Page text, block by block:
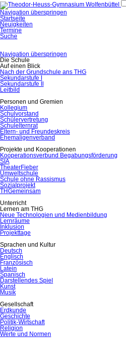
Navigation überspringen
Startseite
Neuigkeiten
Termine
Suche
Navigation überspringen
Die Schule
Auf einen Blick
Nach der Grundschule ans THG
Sekundarstufe I
Sekundarstufe II
Leitbild
Personen und Gremien
Kollegium
Schulvorstand
Schülervertretung
Schulelternrat
Eltern- und Freundeskreis
Ehemaligenverband
Projekte und Kooperationen
Kooperationsverbund Begabungsförderung
SIA
TheaterFieber
Umweltschule
Schule ohne Rassismus
Sozialprojekt
THGemeinsam
Unterricht
Lernen am THG
Neue Technologien und Medienbildung
Lernräume
Inklusion
Projekttage
Sprachen und Kultur
Deutsch
Englisch
Französisch
Latein
Spanisch
Darstellendes Spiel
Kunst
Musik
Gesellschaft
Erdkunde
Geschichte
Politik-Wirtschaft
Religion
Werte und Normen